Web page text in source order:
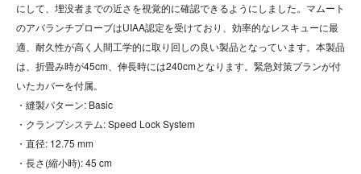
にして、埋没者までの近さを視覚的に確認できるようにしました。マムート
のアバランチプローブはUIAA認定を受けており、効率的なレスキューに最
適、耐久性が高く人間工学的に取り回しの良い製品となっています。本製品
は、折畳み時が45cm、伸長時には240cmとなります。緊急対策プランが付
いたカバーを付属。
・縫製パターン: Basic
・クランプシステム: Speed Lock System
・直径: 12.75 mm
・長さ(縮小時): 45 cm